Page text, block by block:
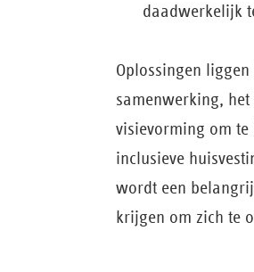
daadwerkelijk
Oplossingen
samenwerking,
visievorming om te
inclusieve
wordt een
krijgen om zich te